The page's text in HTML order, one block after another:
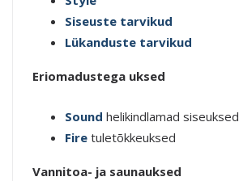
Siseuste tarvikud
Lükanduste tarvikud
Eriomadustega uksed
Sound helikindlamad siseuksed
Fire tuletõkkeuksed
Vannitoa- ja saunauksed